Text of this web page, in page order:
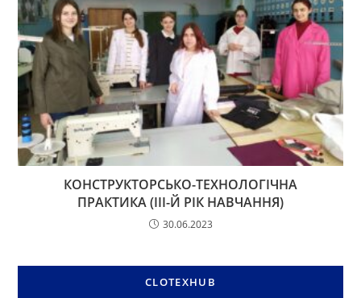
КОНСТРУКТОРСЬКО-ТЕХНОЛОГІЧНА
ПРАКТИКА (ІІІ-Й РІК НАВЧАННЯ)
30.06.2023
CLOTEXHUB